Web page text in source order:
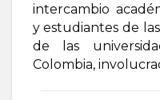
intercambio
y estudiantes de
de las
Colombia,